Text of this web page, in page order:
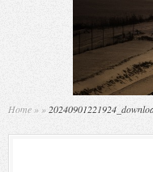
Home » »